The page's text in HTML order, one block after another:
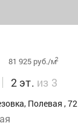
81 925 руб./м2
2 эт. из 3
Полевая , 72